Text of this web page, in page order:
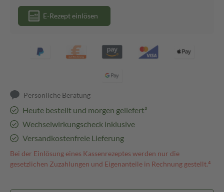
E-Rezept einlösen
Persönliche Beratung
Heute bestellt und morgen geliefert³
Wechselwirkungscheck inklusive
Versandkostenfreie Lieferung
Bei der Einlösung eines Kassenrezeptes werden nur die
gesetzlichen Zuzahlungen und Eigenanteile in Rechnung gestellt.⁴